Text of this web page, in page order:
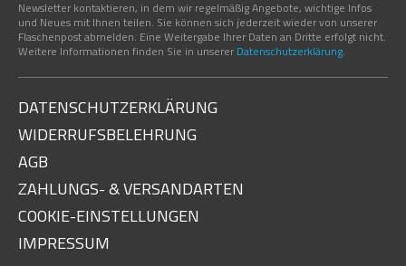
Newsletter kontaktieren, in dem wir regelmäßig Angebote, wichtige Infos
und Neues mit Ihnen teilen. Sie können sich jederzeit wieder von unserer
Flaschenpost abmelden. Eine Weitergabe Ihrer Daten an Dritte erfolgt nicht.
Weitere Informationen finden Sie in unserer Datenschutzerklärung.
DATENSCHUTZERKLÄRUNG
WIDERRUFSBELEHRUNG
AGB
ZAHLUNGS- & VERSANDARTEN
COOKIE-EINSTELLUNGEN
IMPRESSUM